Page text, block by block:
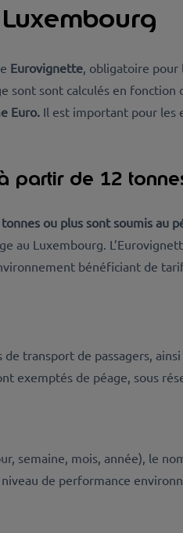
Eurovignette, obligatoire pour
sont sont calculés en fonction
Euro. Il est important pour les
partir de 12
ou plus sont soumis au
au Luxembourg.
bénéficiant de
transport de passagers,
exemptés de péage, sous
mois, année), le
de performance